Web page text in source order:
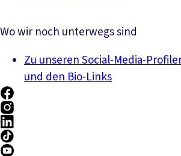
Wo wir noch unterwegs sind
Zu unseren Social-Media-
und den Bio-Links